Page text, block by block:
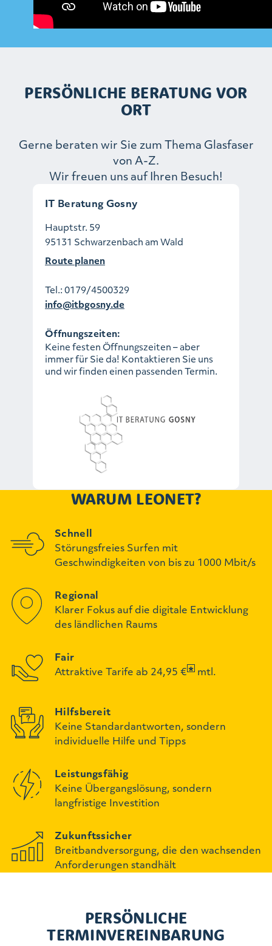
PERSÖNLICHE BERATUNG VOR
ORT
Gerne beraten wir Sie zum Thema Glasfaser
von A-Z.
Wir freuen uns auf Ihren Besuch!
IT Beratung Gosny
Hauptstr. 59
95131 Schwarzenbach am Wald
Route planen
Tel.:0179/4500329
info@itbgosny.de
Öffnungszeiten:
Keine festen Öffnungszeiten – aber
immer für Sie da! Kontaktieren Sie uns
und wir finden einen passenden Termin.
WARUM LEONET?
Schnell
Störungsfreies Surfen mit
Geschwindigkeiten von bis zu 1000 Mbit/s
Regional
Klarer Fokus auf die digitale Entwicklung
des ländlichen Raums
Fair
Attraktive Tarife ab 24,95 €
mtl.
Hilfsbereit
Keine Standardantworten, sondern
individuelle Hilfe und Tipps
Leistungsfähig
Keine Übergangslösung, sondern
langfristige Investition
Zukunftssicher
Breitbandversorgung, die den wachsenden
Anforderungen standhält
PERSÖNLICHE
TERMINVEREINBARUNG